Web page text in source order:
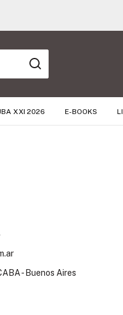
🚚
XXI 2026 E-BOOKS
- Buenos Aires